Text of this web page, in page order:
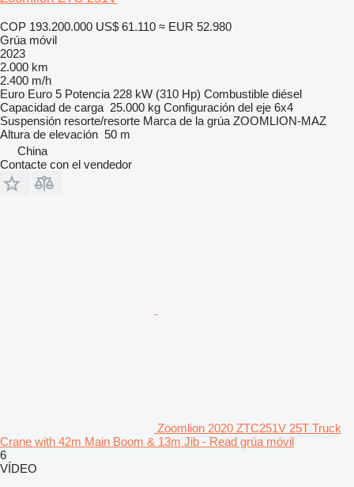
COP 193.200.000 US$ 61.110 ≈ EUR 52.980
Grúa móvil
2023
2.000 km
2.400 m/h
Euro Euro 5 Potencia 228 kW (310 Hp) Combustible diésel
Capacidad de carga 25.000 kg Configuración del eje 6x4
Suspensión resorte/resorte Marca de la grúa ZOOMLION-MAZ
Altura de elevación 50 m
China
Contacte con el vendedor
Zoomlion 2020 ZTC251V 25T Truck
Crane with 42m Main Boom & 13m Jib - Read grúa móvil
6
VÍDEO